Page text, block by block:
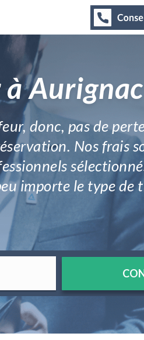
Aurignac
donc, pas de
Nos frais
importe le type de